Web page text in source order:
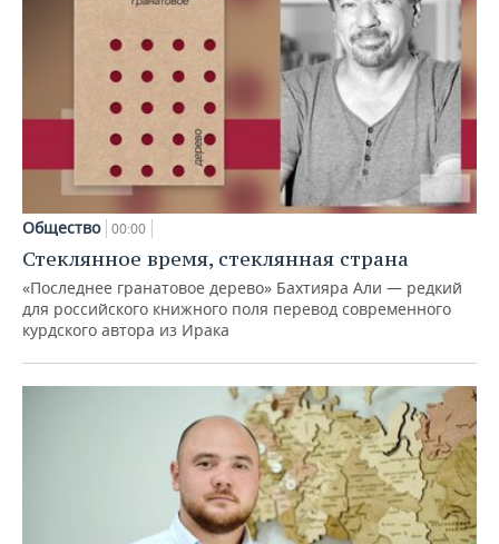
Общество 00:00
Стеклянное время, стеклянная страна
«Последнее гранатовое дерево» Бахтияра Али — редкий
для российского книжного поля перевод современного
курдского автора из Ирака